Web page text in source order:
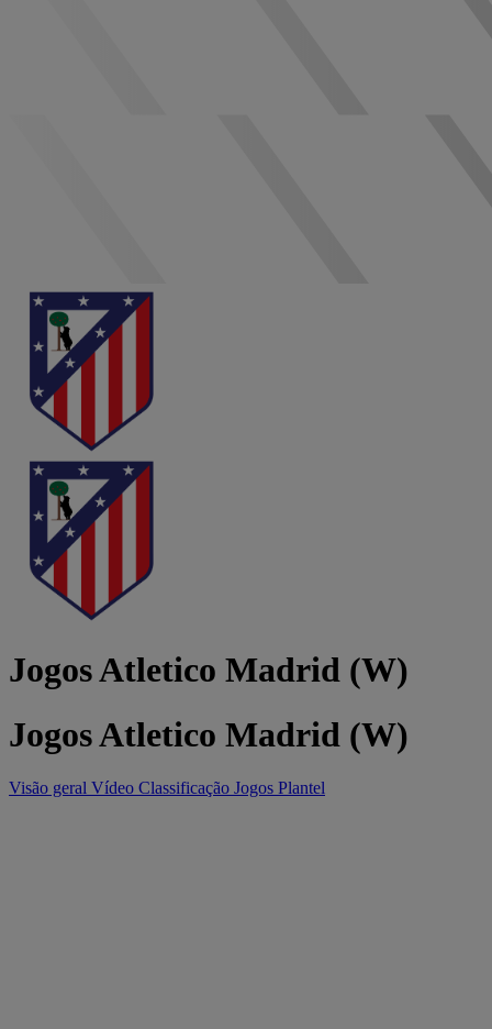
Jogos Atletico Madrid (W)
Jogos Atletico Madrid (W)
Visão geral Vídeo Classificação Jogos Plantel